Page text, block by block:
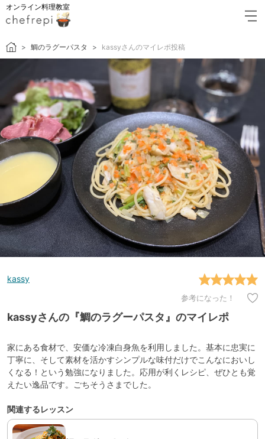
オンライン料理教室
鯛のラグーパスタ kassyさんのマイレポ投稿
kassy
参考になった！
kassyさんの『鯛のラグーパスタ』のマイレポ
家にある食材で、安価な冷凍白身魚を利用しました。基本に忠実に
丁寧に、そして素材を活かすシンプルな味付だけでこんなにおいし
くなる！という勉強になりました。応用が利くレシピ、ぜひとも覚
えたい逸品です。ごちそうさまでした。
関連するレッスン